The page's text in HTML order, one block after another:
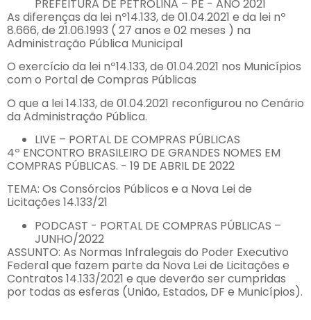
PREFEITURA DE PETROLINA – PE - ANO 2021
As diferenças da lei nº14.133, de 01.04.2021 e da lei nº
8.666, de 21.06.1993 ( 27 anos e 02 meses ) na
Administração Pública Municipal
O exercício da lei nº14.133, de 01.04.2021 nos Municípios
com o Portal de Compras Públicas
O que a lei 14.133, de 01.04.2021 reconfigurou no Cenário
da Administração Pública.
LIVE – PORTAL DE COMPRAS PÚBLICAS
4º ENCONTRO BRASILEIRO DE GRANDES NOMES EM
COMPRAS PÚBLICAS. - 19 DE ABRIL DE 2022
TEMA: Os Consórcios Públicos e a Nova Lei de
Licitações 14.133/21
PODCAST - PORTAL DE COMPRAS PÚBLICAS –
JUNHO/2022
ASSUNTO: As Normas Infralegais do Poder Executivo
Federal que fazem parte da Nova Lei de Licitações e
Contratos 14.133/2021 e que deverão ser cumpridas
por todas as esferas (União, Estados, DF e Municípios).